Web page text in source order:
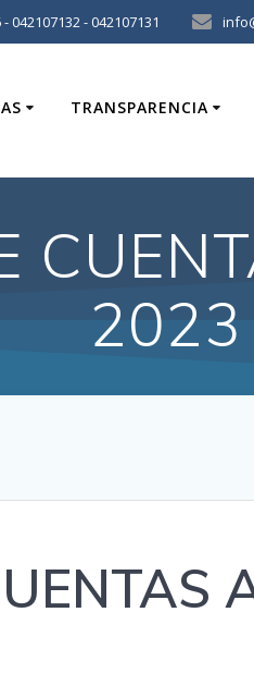
042107132 - 042107131
TRANSPARENCIA
2023